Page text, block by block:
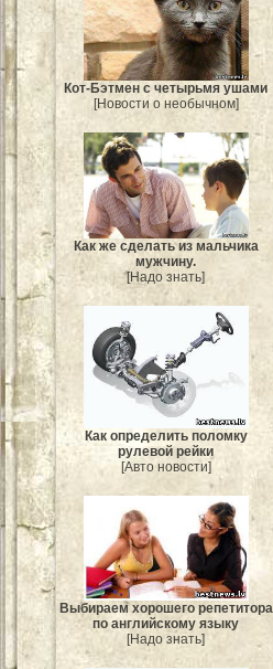
Кот-Бэтмен с четырьмя ушами
[Новости о необычном]
Как же сделать из мальчика
мужчину.
[Надо знать]
Как определить поломку
рулевой рейки
[Авто новости]
Выбираем хорошего репетитора
по английскому языку
[Надо знать]